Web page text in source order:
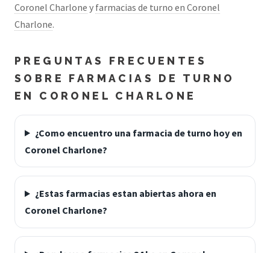
Coronel Charlone y farmacias de turno en Coronel
Charlone.
PREGUNTAS FRECUENTES
SOBRE FARMACIAS DE TURNO
EN CORONEL CHARLONE
¿Como encuentro una farmacia de turno hoy en
Coronel Charlone?
¿Estas farmacias estan abiertas ahora en
Coronel Charlone?